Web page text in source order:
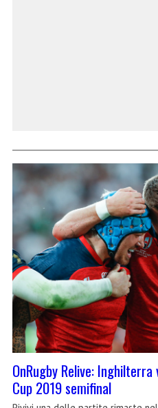
OnRugby Relive:
Cup 2019 semifinal